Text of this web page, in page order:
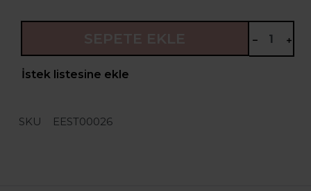
İstek listesine ekle
SKU EEST00026